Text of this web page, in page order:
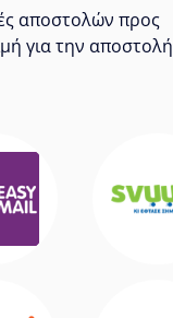
αποστολών προς
για την αποστολή